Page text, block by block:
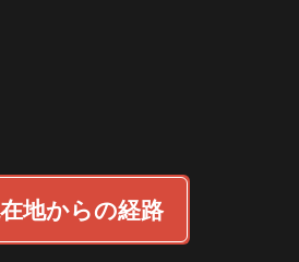
地からの経路